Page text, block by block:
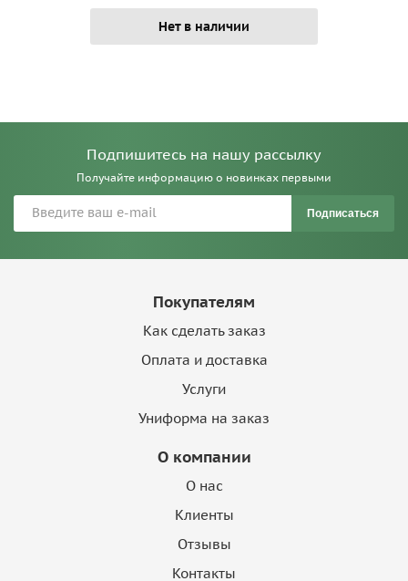
Нет в наличии
Подпишитесь на нашу рассылку
Получайте информацию о новинках первыми
Подписаться
Покупателям
Как сделать заказ
Оплата и доставка
Услуги
Униформа на заказ
О компании
О нас
Клиенты
Отзывы
Контакты